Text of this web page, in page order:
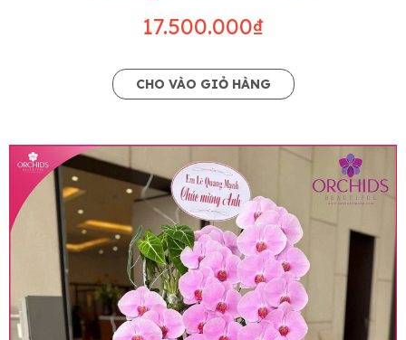
17.500.000₫
CHO VÀO GIỎ HÀNG